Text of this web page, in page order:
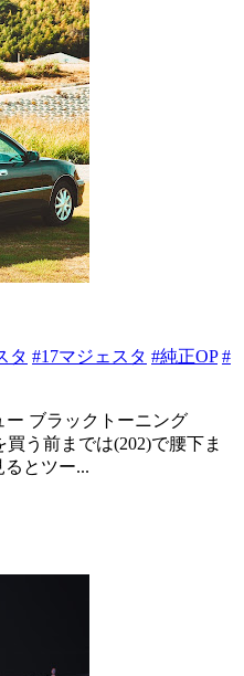
タ #17マジェスタ #純正OP #
ブラックトーニング
う前までは(202)で腰下ま
とツー...